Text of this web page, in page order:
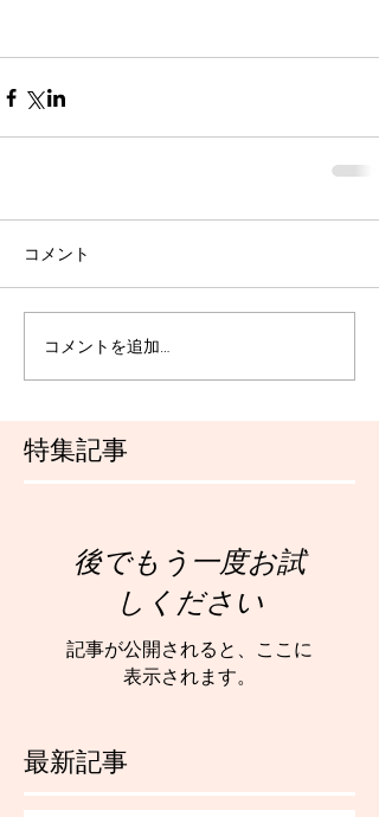
特集記事
最新記事
コメント
コメントを追加…
後でもう一度お試
しください
記事が公開されると、ここに
表示されます。